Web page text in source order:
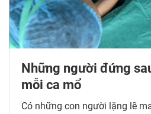
Những người đứng
mỗi ca mổ
Có những con người lặng lẽ